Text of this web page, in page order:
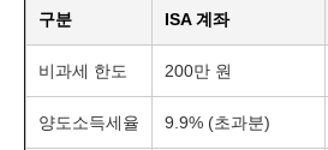
구분 ISA 계좌
비과세 한도 200만 원
양도소득세율 9.9% (초과분)